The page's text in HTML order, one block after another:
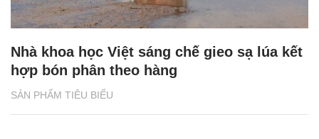
SẢN PHẨM TIÊU BIỂU
Nhà khoa học Việt sáng chế gieo sạ lúa kết
hợp bón phân theo hàng